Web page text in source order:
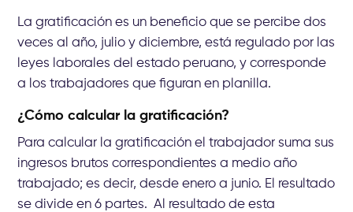
La gratificación es un beneficio que se percibe dos
veces al año, julio y diciembre, está regulado por las
leyes laborales del estado peruano, y corresponde
a los trabajadores que figuran en planilla.
¿Cómo calcular la gratificación?
Para calcular la gratificación el trabajador suma sus
ingresos brutos correspondientes a medio año
trabajado; es decir, desde enero a junio. El resultado
se divide en 6 partes. Al resultado de esta